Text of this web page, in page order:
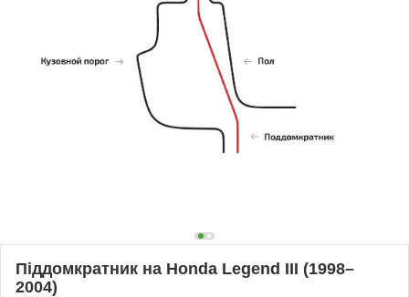
Піддомкратник на Honda Legend III (1998–
2004)